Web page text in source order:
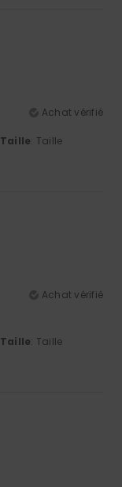
Achat vérifié
Taille: Taille
Achat vérifié
Taille: Taille